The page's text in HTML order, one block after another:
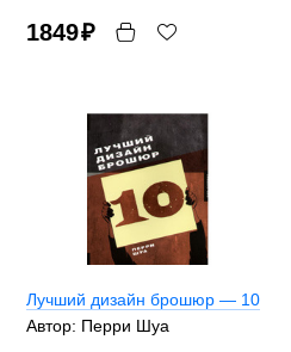
1849₽
Лучший дизайн брошюр — 10
Автор: Перри Шуа